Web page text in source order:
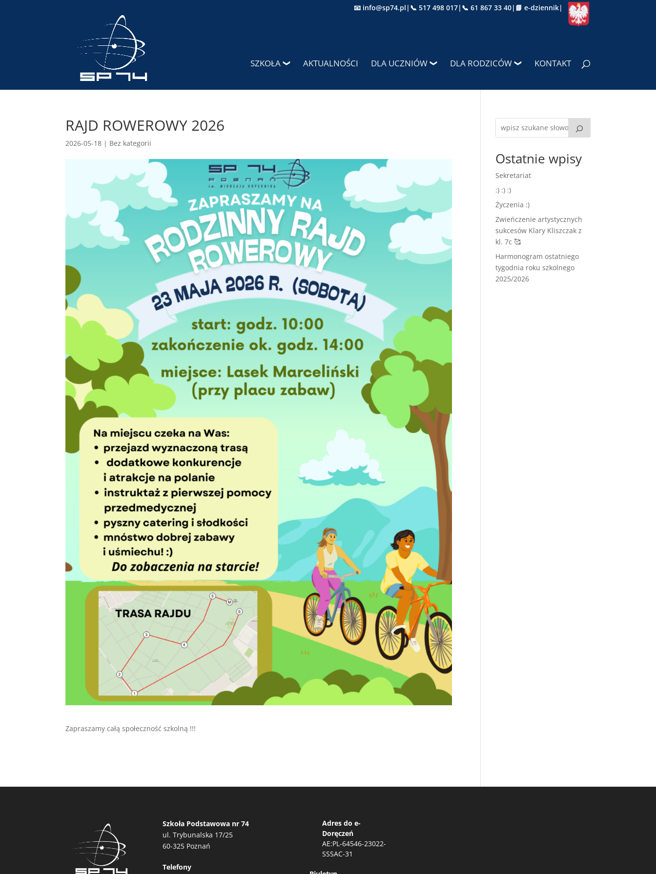
📧 info@sp74.pl | 📞 517 498 017| 📞 61 867 33 40| 📘 e-dziennik|
SZKOŁA AKTUALNOŚCI DLA UCZNIÓW DLA RODZICÓW KONTAKT
RAJD ROWEROWY 2026
2026-05-18 | Bez kategorii
Zapraszamy całą społeczność szkolną !!!
Ostatnie wpisy
Sekretariat
:) :) :)
Życzenia :)
Zwieńczenie artystycznych
sukcesów Klary Kliszczak z
kl. 7c 🥰
Harmonogram ostatniego
tygodnia roku szkolnego
2025/2026
Szkoła Podstawowa nr 74
ul. Trybunalska 17/25
60-325 Poznań
Telefony
Adres do e-
Doręczeń
AE:PL-64546-23022-
SSSAC-31